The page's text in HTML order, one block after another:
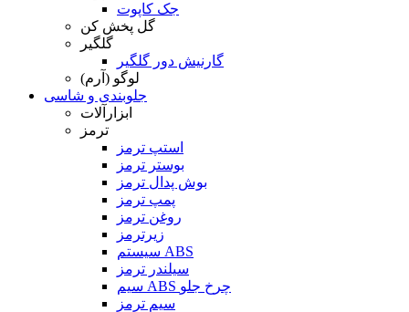
جک کاپوت
گل پخش کن
گلگیر
گارنیش دور گلگیر
لوگو (آرم)
جلوبندی و شاسی
ابزارآلات
ترمز
استپ ترمز
بوستر ترمز
بوش پدال ترمز
پمپ ترمز
روغن ترمز
زیرترمز
سیستم ABS
سیلندر ترمز
سیم ABS چرخ جلو
سیم ترمز